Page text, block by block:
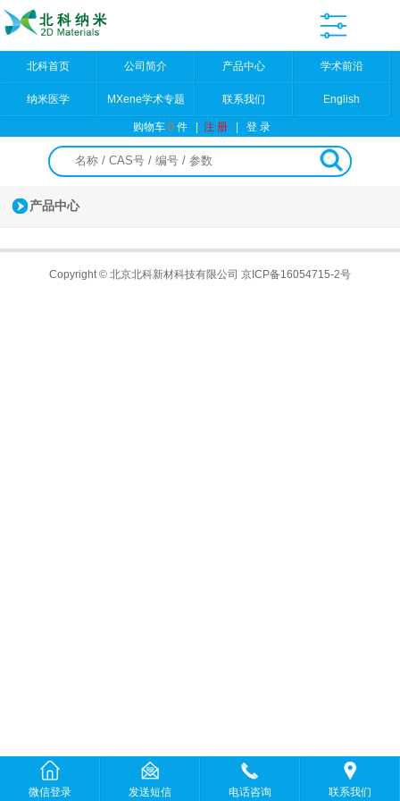
北科首页 公司简介 产品中心 学术前沿
纳米医学 MXene学术专题 联系我们 English
购物车0件 |注 册 |登 录
产品中心
Copyright © 北京北科新材科技有限公司 京ICP备16054715-2号
微信登录 发送短信 电话咨询 联系我们